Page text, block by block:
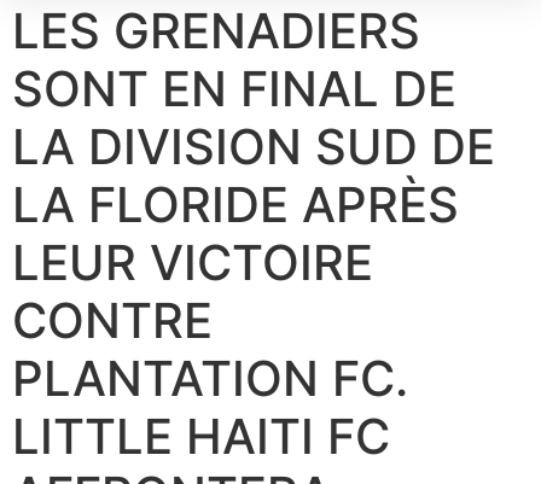
LES GRENADIERS
SONT EN FINAL DE
LA DIVISION SUD DE
LA FLORIDE APRÈS
LEUR VICTOIRE
CONTRE
PLANTATION FC.
LITTLE HAITI FC